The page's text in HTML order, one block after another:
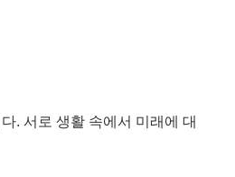
. 서로 생활 속에서 미래에 대